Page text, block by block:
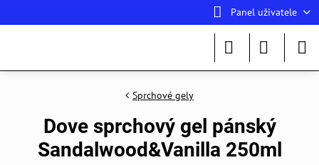
Panel uživatele
Sprchové gely
Dove sprchový gel pánský
Sandalwood&Vanilla 250ml